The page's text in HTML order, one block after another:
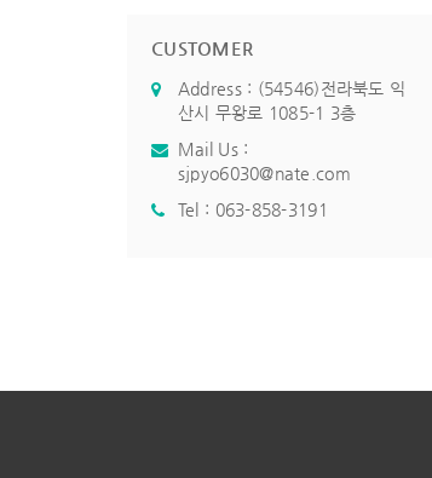
CUSTOMER
Address : (54546)전라북도 익
산시 무왕로 1085-1 3층
Mail Us :
sjpyo6030@nate.com
Tel : 063-858-3191